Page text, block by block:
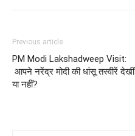
Previous article
PM Modi Lakshadweep Visit:
आपने नरेंद्र मोदी की धांसू तस्वीरें देखीं
या नहीं?